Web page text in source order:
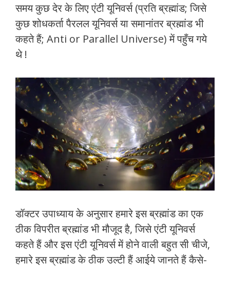
समय कुछ देर के लिए एंटी यूनिवर्स (प्रति ब्रह्मांड; जिसे
कुछ शोधकर्ता पैरलल यूनिवर्स या समानांतर ब्रह्मांड भी
कहते हैं; Anti or Parallel Universe) में पहुँच गये
थे !
डॉक्टर उपाध्याय के अनुसार हमारे इस ब्रह्मांड का एक
ठीक विपरीत ब्रह्मांड भी मौजूद है, जिसे एंटी यूनिवर्स
कहते हैं और इस एंटी यूनिवर्स में होने वाली बहुत सी चीजे,
हमारे इस ब्रह्मांड के ठीक उल्टी हैं आईये जानते हैं कैसे-